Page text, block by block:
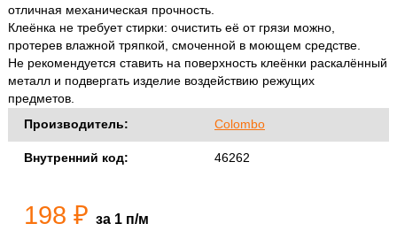
отличная механическая прочность.
Клеёнка не требует стирки: очистить её от грязи можно,
протерев влажной тряпкой, смоченной в моющем средстве.
Не рекомендуется ставить на поверхность клеёнки раскалённый
металл и подвергать изделие воздействию режущих
предметов.
Производитель:
Colombo
Внутренний код: 46262
198 ₽ за 1 п/м